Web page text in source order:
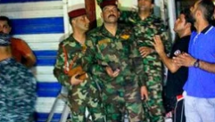
вибуху згоріли.
що під час теракту
повідомили, що
полку федеральної